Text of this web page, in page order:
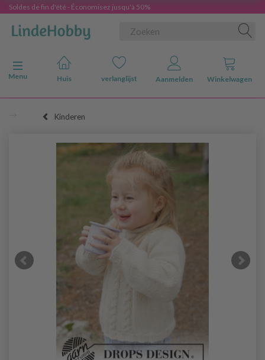
Soldes de fin d'été - Économisez jusqu'à 50%
Navigatie in-/uitschakelen
Menu
Huis verlanglijst Aanmelden Winkelwagen
Kinderen